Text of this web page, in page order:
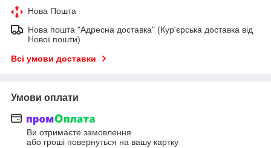
Нова Пошта
Нова пошта "Адресна доставка" (Кур'єрська доставка від
Нової пошти)
Всі умови доставки
Умови оплати
Ви отримаєте замовлення
або гроші повернуться на вашу картку